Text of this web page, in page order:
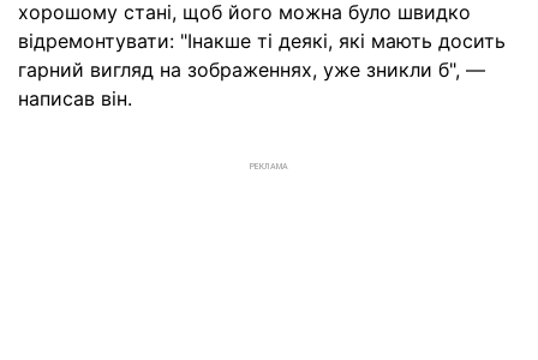
хорошому стані, щоб його можна було швидко
відремонтувати: "Інакше ті деякі, які мають досить
гарний вигляд на зображеннях, уже зникли б", —
написав він.
РЕКЛАМА